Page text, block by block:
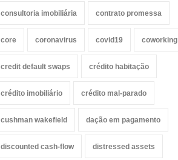
consultoria imobiliária contrato promessa
core coronavirus covid19 coworking
credit default swaps crédito habitação
crédito imobiliário crédito mal-parado
cushman wakefield dação em pagamento
discounted cash-flow distressed assets